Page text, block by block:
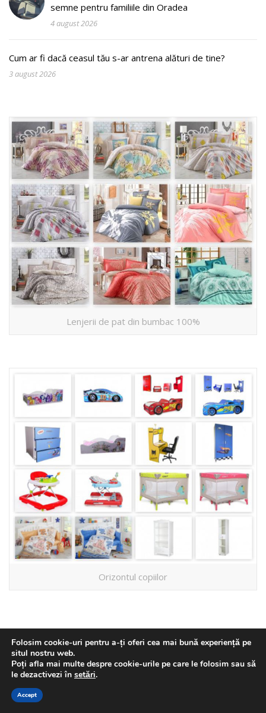
semne pentru familiile din Oradea
4 august 2026
Cum ar fi dacă ceasul tău s-ar antrena alături de tine?
3 august 2026
Lenjerii de pat din bumbac 100%
Orizontul copiilor
Folosim cookie-uri pentru a-ți oferi cea mai bună experiență pe
situl nostru web.
Poți afla mai multe despre cookie-urile pe care le folosim sau să
le dezactivezi în setări.
Accept